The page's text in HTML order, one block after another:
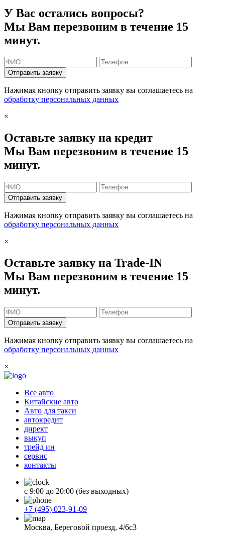
У Вас остались вопросы?
Мы Вам перезвоним в течение 15
минут.
Отправить заявку
Нажимая кнопку отправить заявку вы соглашаетесь на
обработку персональных данных
×
Оставьте заявку на кредит
Мы Вам перезвоним в течение 15
минут.
Отправить заявку
Нажимая кнопку отправить заявку вы соглашаетесь на
обработку персональных данных
×
Оставьте заявку на Trade-IN
Мы Вам перезвоним в течение 15
минут.
Отправить заявку
Нажимая кнопку отправить заявку вы соглашаетесь на
обработку персональных данных
×
Все авто
Китайские авто
Авто для такси
автокредит
директ
выкуп
трейд ин
сервис
контакты
с 9:00 до 20:00 (без выходных)
+7 (495) 023-91-09
Москва, Береговой проезд, 4/6с3